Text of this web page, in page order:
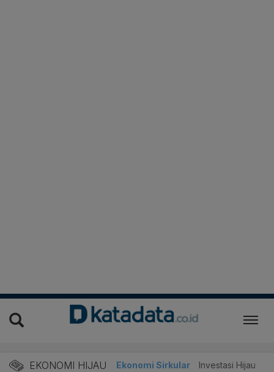
EKONOMI HIJAU
Energi Baru Ekonomi Sirkular Investasi Hijau